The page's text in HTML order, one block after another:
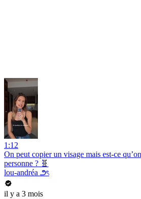
1:12
On peut copier un visage mais est-ce
personne ? 🧬
lou-andréa ౨ৎ
il y a 3 mois